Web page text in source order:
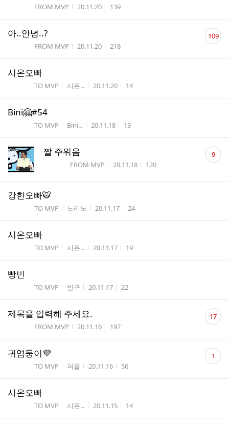
FROM MVP 작성시간
20.11.20 조회수
139
아..안녕..?
FROM MVP 작성시간
20.11.20 조회수
218
댓
글109
시온오빠
TO MVP 작성자
시온... 작성시간
20.11.20 조회수
14
Bini🤗#54
TO MVP 작성자
Bini... 작성시간
20.11.18 조회수
13
짤 주워옴
FROM MVP 작성시간
20.11.18 조회수
120
댓
글 9
강한오빠🐯
TO MVP 작성자
노리노 작성시간
20.11.17 조회수
24
시온오빠
TO MVP 작성자
시온... 작성시간
20.11.17 조회수
19
빵빈
TO MVP 작성자
빈구 작성시간
20.11.17 조회수
22
제목을 입력해 주세요.
FROM MVP 작성시간
20.11.16 조회수
197
댓
글17
귀염둥이💜
TO MVP 작성자
퍼플 작성시간
20.11.16 조회수
56
댓
글 1
시온오빠
TO MVP 작성자
시온... 작성시간
20.11.15 조회수
14